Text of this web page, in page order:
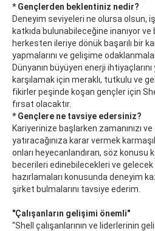
* Gençlerden beklentiniz nedir?
Deneyim seviyeleri ne olursa olsun,
katkıda bulunabileceğine inanıyor ve
herkesten ileriye dönük başarılı bir
yapmalarını ve gelişime
Dünyanın büyüyen enerji
karşılamak için meraklı, tutkulu ve
fikirler peşinde koşan gençler için
fırsat olacaktır.
* Gençlere ne tavsiye edersiniz?
Kariyerinize başlarken zamanınızı
yatıracağınıza karar vermek
onları heyecanlandıran, söz konusu
becerileri edinebilecekleri ve gelecek
hazırlamaları konusunda deneyim
şirket bulmalarını tavsiye ederim.
"Çalışanların gelişimi önemli"
“Shell çalışanlarının ve liderlerinin